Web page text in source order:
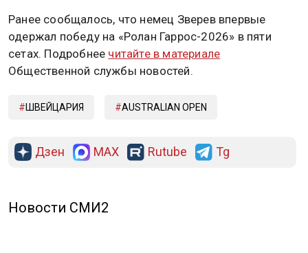
Ранее сообщалось, что немец Зверев впервые
одержал победу на «Ролан Гаррос-2026» в пяти
сетах. Подробнее читайте в материале
Общественной службы новостей.
ШВЕЙЦАРИЯ AUSTRALIAN OPEN
Дзен MAX Rutube Tg
Новости СМИ2